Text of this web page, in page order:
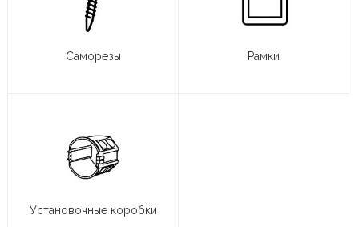
Саморезы Рамки
Установочные коробки